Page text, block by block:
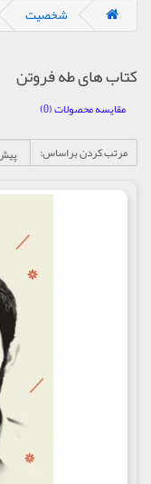
شخصیت
کتاب های طه فروتن
مقایسه محصولات (0)
مرتب کردن براساس: